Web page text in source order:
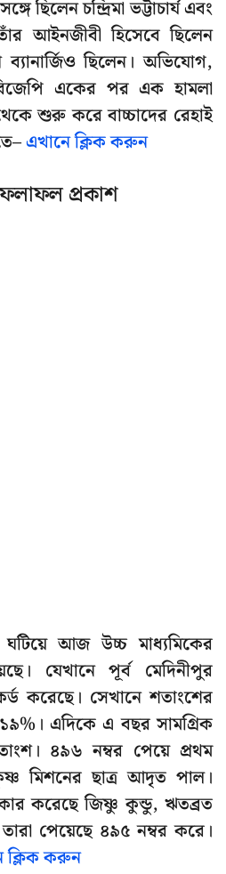
ছিলেন চন্দ্রিমা ভট্টাচার্য এবং
তাঁর আইনজীবী হিসেবে ছিলেন
ছিলেন। অভিযোগ,
একের পর এক হামলা
শুরু করে বাচ্চাদের রেহাই
এখানে ক্লিক করুন
প্রকাশ
ঘটিয়ে আজ উচ্চ মাধ্যমিকের
যেখানে পূর্ব মেদিনীপুর
করেছে। সেখানে শতাংশের
এদিকে এ বছর সামগ্রিক
৪৯৬ নম্বর পেয়ে প্রথম
মিশনের ছাত্র আদৃত পাল।
করেছে জিষ্ণু কুন্ডু, ঋতব্রত
পেয়েছে ৪৯৫ নম্বর করে।
ক্লিক করুন